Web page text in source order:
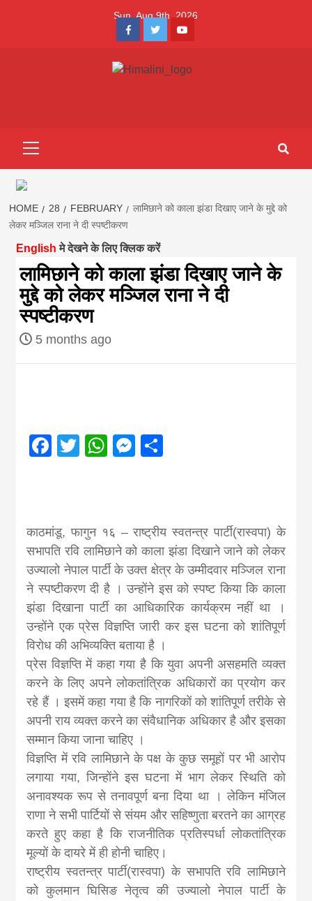
Sun. Aug 9th, 2026
FacebookTwitterYoutube
hindi
||madhesh
first hindi
magazine of
Nepal brings
from
news,
khabar
HOME 28 FEBRUARY
लामिछाने को काला झंडा दिखाए जाने के मुद्दे को
लेकर मञ्जिल राना ने दी स्पष्टीकरण
English मे देखने के लिए क्लिक करें
लामिछाने को काला झंडा दिखाए जाने के
मुद्दे को लेकर मञ्जिल राना ने दी
स्पष्टीकरण
5 months ago
Facebook
TwitterWhatsApp
Messenger
काठमांडू, फागुन १६ – राष्ट्रीय स्वतन्त्र पार्टी(रास्वपा) के
सभापति रवि लामिछाने को काला झंडा दिखाने जाने को लेकर
उज्यालो नेपाल पार्टी के उक्त क्षेत्र के उम्मीदवार मञ्जिल राना
ने स्पष्टीकरण दी है । उन्होंने इस को स्पष्ट किया कि काला
झंडा दिखाना पार्टी का आधिकारिक कार्यक्रम नहीं था ।
उन्होंने एक प्रेस विज्ञप्ति जारी कर इस घटना को शांतिपूर्ण
विरोध की अभिव्यक्ति बताया है ।
प्रेस विज्ञप्ति में कहा गया है कि युवा अपनी असहमति व्यक्त
करने के लिए अपने लोकतांत्रिक अधिकारों का प्रयोग कर
रहे हैं । इसमें कहा गया है कि नागरिकों को शांतिपूर्ण तरीके से
अपनी राय व्यक्त करने का संवैधानिक अधिकार है और इसका
सम्मान किया जाना चाहिए ।
विज्ञप्ति में रवि लामिछाने के पक्ष के कुछ समूहों पर भी आरोप
लगाया गया, जिन्होंने इस घटना में भाग लेकर स्थिति को
अनावश्यक रूप से तनावपूर्ण बना दिया था । लेकिन मंजिल
राणा ने सभी पार्टियों से संयम और सहिष्णुता बरतने का आग्रह
करते हुए कहा है कि राजनीतिक प्रतिस्पर्धा लोकतांत्रिक
मूल्यों के दायरे में ही होनी चाहिए।
राष्ट्रीय स्वतन्त्र पार्टी(रास्वपा) के सभापति रवि लामिछाने
को कुलमान घिसिङ नेतृत्व की उज्यालो नेपाल पार्टी के